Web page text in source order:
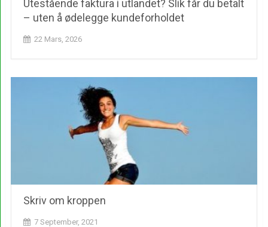
Utestående faktura i utlandet? Slik får du betalt
– uten å ødelegge kundeforholdet
22 Mars, 2026
Skriv om kroppen
7 September, 2021